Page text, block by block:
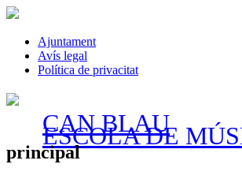
Ajuntament
Avís legal
Política de privacitat
CAN BLAU
ESCOLA DE
principal